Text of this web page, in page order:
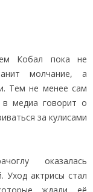
Кобал пока не
молчание, а
Тем не менее сам
в медиа говорит о
за кулисами
оказалась
Уход актрисы стал